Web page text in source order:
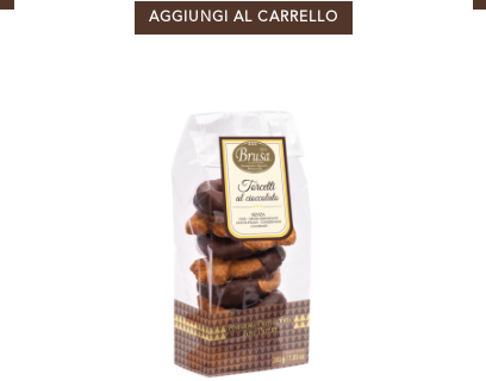
AGGIUNGI AL CARRELLO